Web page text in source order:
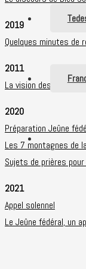
2019
Quelques minutes de
2011
La vision des
2020
Préparation Jeûne
Les 7 montagnes de
Sujets de prières
2021
Appel solennel
Le Jeûne fédéral, un